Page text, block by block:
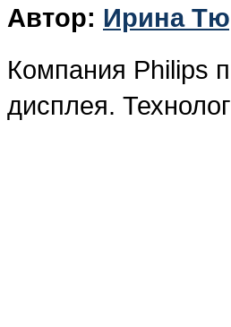
Автор: Ирина
Компания Philips
дисплея.